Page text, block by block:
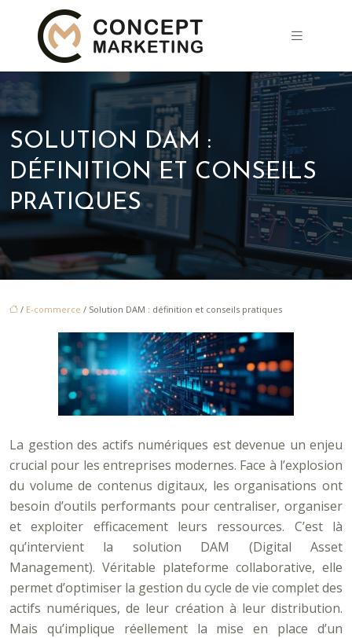
SOLUTION DAM :
DÉFINITION ET CONSEILS
PRATIQUES
/ E-commerce / Solution DAM : définition et conseils pratiques
La gestion des actifs numériques est devenue un enjeu
crucial pour les entreprises modernes. Face à l’explosion
du volume de contenus digitaux, les organisations ont
besoin d’outils performants pour centraliser, organiser
et exploiter efficacement leurs ressources. C’est là
qu’intervient la solution DAM (Digital Asset
Management). Véritable plateforme collaborative, elle
permet d’optimiser la gestion du cycle de vie complet des
actifs numériques, de leur création à leur distribution.
Mais qu’implique réellement la mise en place d’un